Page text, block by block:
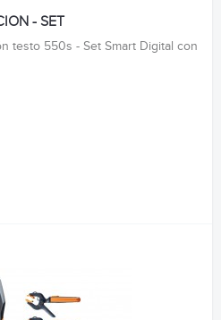
- SET
testo 550s - Set Smart Digital con